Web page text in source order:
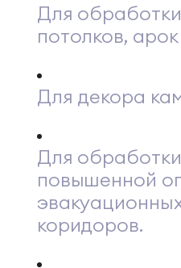
Для
потолков,
Для декора
Для
повышенной
коридоров.